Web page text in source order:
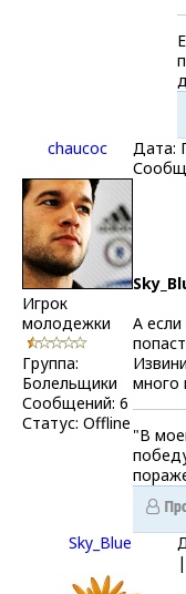
chaucoc
Дата:
Игрок
молодежки
Группа:
Болельщики
Сообщений: 6
Статус: Offline
А
много
"В
Sky_Blue